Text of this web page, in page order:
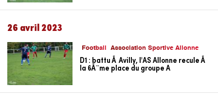
26 avril 2023
Football Association Sportive Allonne
D1 : battu Ã Avilly, l'AS Allonne recule Ã
la 6Ã¨me place du groupe A